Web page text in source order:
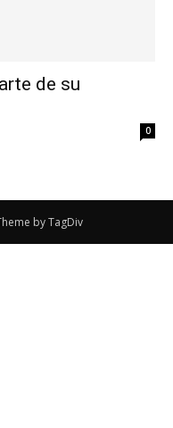
de su
0
by TagDiv